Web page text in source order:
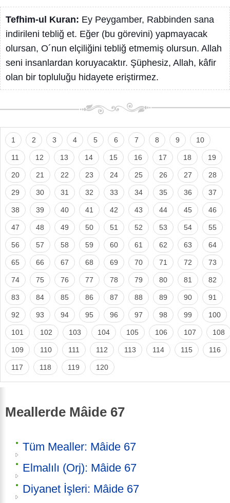
Tefhim-ul Kuran: Ey Peygamber, Rabbinden sana
indirileni tebliğ et. Eğer (bu görevini) yapmayacak
olursan, O´nun elçiliğini tebliğ etmemiş olursun. Allah
seni insanlardan koruyacaktır. Şüphesiz, Allah, kâfir
olan bir topluluğu hidayete eriştirmez.
1 2 3 4 5 6 7 8 9 10
11 12 13 14 15 16 17 18 19
20 21 22 23 24 25 26 27 28
29 30 31 32 33 34 35 36 37
38 39 40 41 42 43 44 45 46
47 48 49 50 51 52 53 54 55
56 57 58 59 60 61 62 63 64
65 66 67 68 69 70 71 72 73
74 75 76 77 78 79 80 81 82
83 84 85 86 87 88 89 90 91
92 93 94 95 96 97 98 99 100
101 102 103 104 105 106 107 108
109 110 111 112 113 114 115 116
117 118 119 120
Meallerde Mâide 67
Tüm Mealler: Mâide 67
Elmalılı (Orj): Mâide 67
Diyanet İşleri: Mâide 67